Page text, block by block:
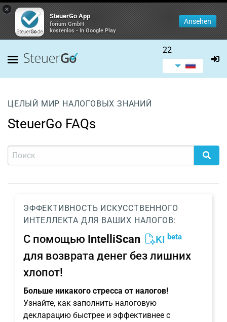
×
SteuerGo App
forium GmbH
kostenlos - In Google Play
Ansehen
22
ЦЕЛЫЙ МИР НАЛОГОВЫХ ЗНАНИЙ
SteuerGo FAQs
ЭФФЕКТИВНОСТЬ ИСКУССТВЕННОГО
ИНТЕЛЛЕКТА ДЛЯ ВАШИХ НАЛОГОВ:
С помощью IntelliScan KI beta
для возврата денег без лишних
хлопот!
Больше никакого стресса от налогов!
Узнайте, как заполнить налоговую
декларацию быстрее и эффективнее с